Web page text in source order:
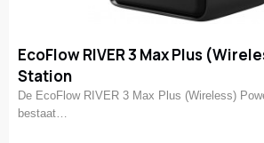
EcoFlow RIVER 3 Max Plus
Station
De EcoFlow RIVER 3 Max Plus (Wireless)
bestaat…